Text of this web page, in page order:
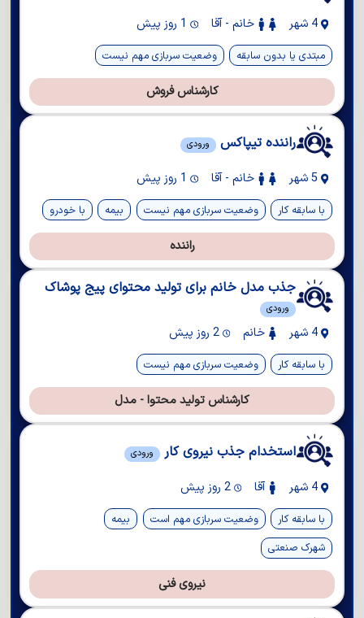
4 شهر خانم - آقا 1 روز پیش
مبتدی یا بدون سابقه وضعیت سربازی مهم نیست
کارشناس فروش
راننده تیپاکس ورودی
5 شهر خانم - آقا 1 روز پیش
با سابقه کار وضعیت سربازی مهم نیست بیمه با خودرو
راننده
جذب مدل خانم برای تولید محتوای پیج پوشاک
ورودی
4 شهر خانم 2 روز پیش
با سابقه کار وضعیت سربازی مهم نیست
کارشناس تولید محتوا - مدل
استخدام جذب نیروی کار ورودی
4 شهر آقا 2 روز پیش
با سابقه کار وضعیت سربازی مهم است
بیمه
شهرک صنعتی
نیروی فنی